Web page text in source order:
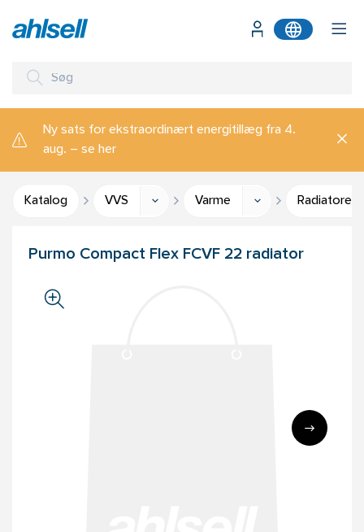
Ny sats for ekstraordinært energitillæg fra 4.
aug. – se her
Katalog VVS Varme Radiatorer,
Purmo Compact Flex FCVF 22 radiator